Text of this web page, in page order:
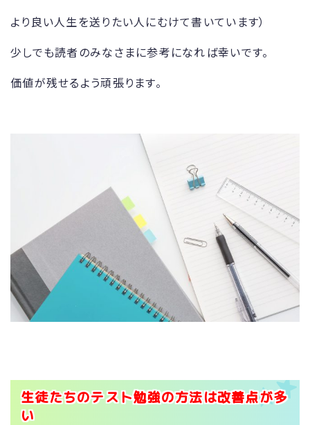
より良い人生を送りたい人にむけて書いています）
少しでも読者のみなさまに参考になれば幸いです。
価値が残せるよう頑張ります。
生徒たちのテスト勉強の方法は改善点が多
い